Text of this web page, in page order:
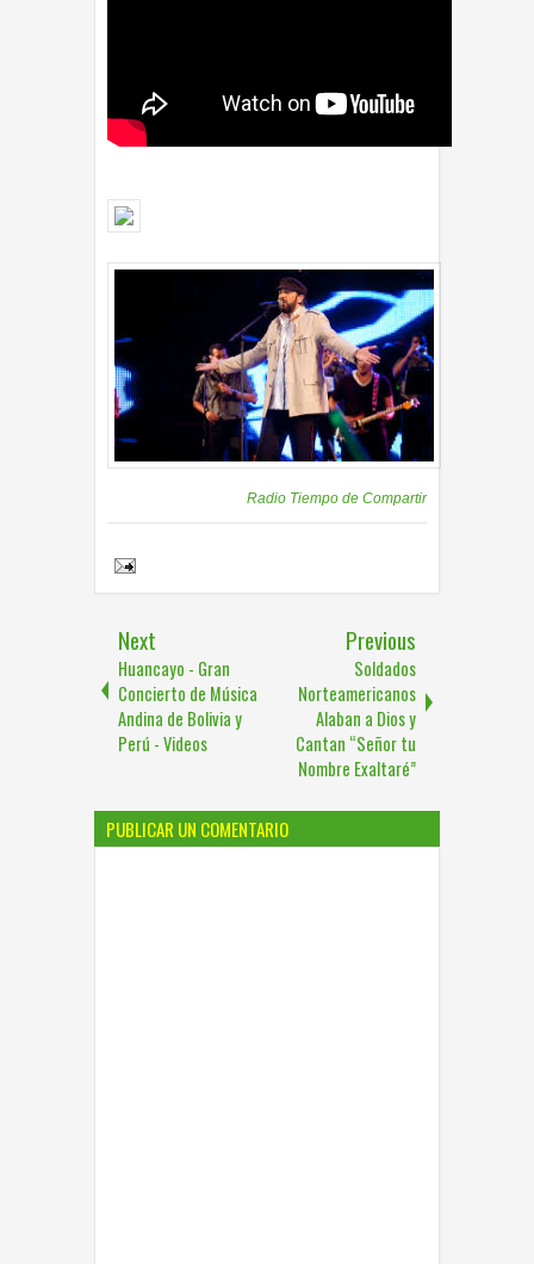
Radio Tiempo de Compartir
Next
Huancayo - Gran
Concierto de Música
Andina de Bolivia y
Perú - Videos
Previous
Soldados
Norteamericanos
Alaban a Dios y
Cantan “Señor tu
Nombre Exaltaré”
PUBLICAR UN COMENTARIO